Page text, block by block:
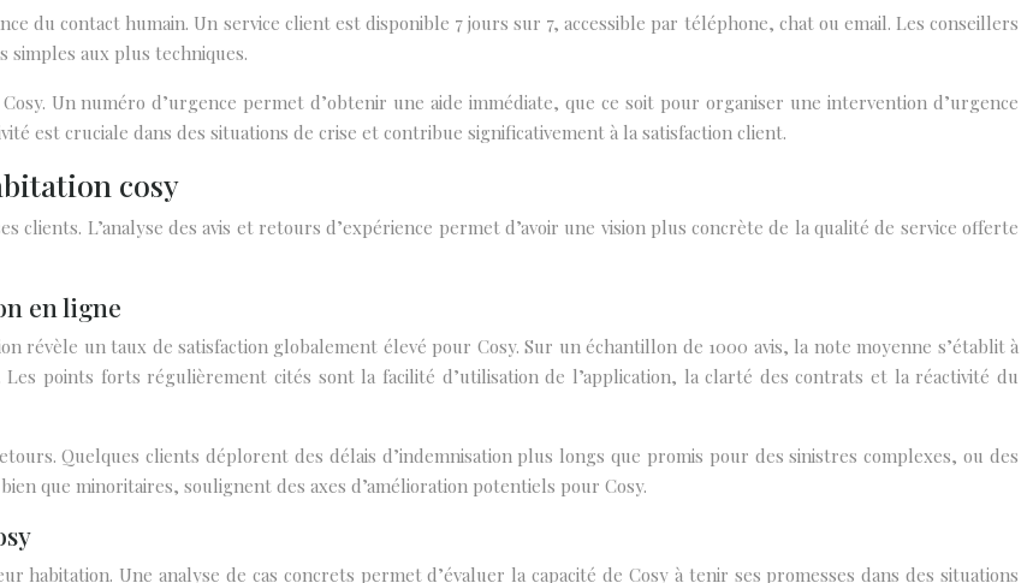
du contact humain. Un service client est disponible 7 jours sur 7, accessible par téléphone, chat ou email. Les conseillers
aux plus techniques.
Un numéro d’urgence permet d’obtenir une aide immédiate, que ce soit pour organiser une intervention d’urgence
est cruciale dans des situations de crise et contribue significativement à la satisfaction client.
cosy
L’analyse des avis et retours d’expérience permet d’avoir une vision plus concrète de la qualité de service offerte
en ligne
révèle un taux de satisfaction globalement élevé pour Cosy. Sur un échantillon de 1000 avis, la note moyenne s’établit à
points forts régulièrement cités sont la facilité d’utilisation de l’application, la clarté des contrats et la réactivité du
Quelques clients déplorent des délais d’indemnisation plus longs que promis pour des sinistres complexes, ou des
que minoritaires, soulignent des axes d’amélioration potentiels pour Cosy.
Une analyse de cas concrets permet d’évaluer la capacité de Cosy à tenir ses promesses dans des situations